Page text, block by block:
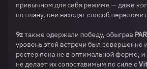
привычном для себя режиме — даже
по плану, они находят способ
9zтакже одержали победу, обыграв
уровень этой встречи был совершенно
ростер пока не в оптимальной форме,
не делает их сопоставимым по силе с